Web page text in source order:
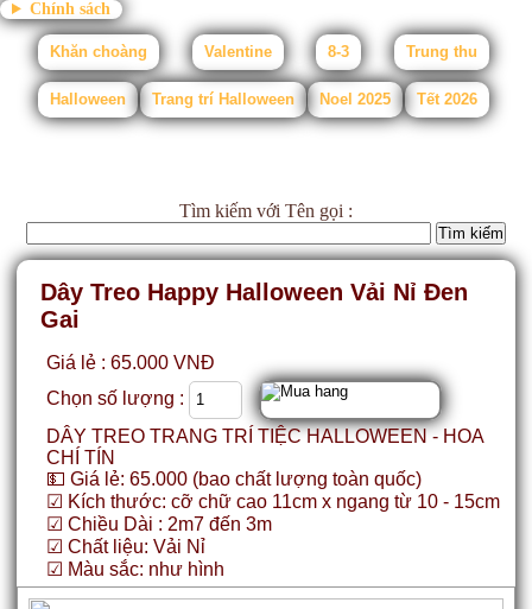
Chính sách
Khăn choàng Valentine 8-3 Trung thu
Halloween Trang trí Halloween Noel 2025 Tết 2026
Tìm kiếm với Tên gọi :
Dây Treo Happy Halloween Vải Nỉ Đen
Gai
Giá lẻ : 65.000 VNĐ
Chọn số lượng :
DÂY TREO TRANG TRÍ TIỆC HALLOWEEN - HOA
CHÍ TÍN
💵 Giá lẻ: 65.000 (bao chất lượng toàn quốc)
☑ Kích thước: cỡ chữ cao 11cm x ngang từ 10 - 15cm
☑ Chiều Dài : 2m7 đến 3m
☑ Chất liệu: Vải Nỉ
☑ Màu sắc: như hình